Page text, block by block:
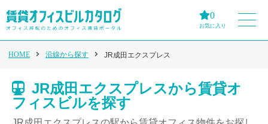
0
お気に入り
HOME 沿線から探す JR成田エクスプレス
JR成田エクスプレスから賃貸オ
フィスビルを探す